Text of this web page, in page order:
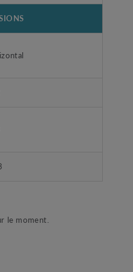
le moment.